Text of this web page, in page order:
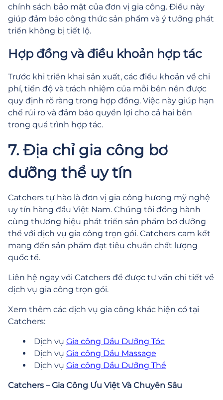
chính sách bảo mật của đơn vị gia công. Điều này
giúp đảm bảo công thức sản phẩm và ý tưởng phát
triển không bị tiết lộ.
Hợp đồng và điều khoản hợp tác
Trước khi triển khai sản xuất, các điều khoản về chi
phí, tiến độ và trách nhiệm của mỗi bên nên được
quy định rõ ràng trong hợp đồng. Việc này giúp hạn
chế rủi ro và đảm bảo quyền lợi cho cả hai bên
trong quá trình hợp tác.
7. Địa chỉ gia công bơ
dưỡng thể uy tín
Catchers tự hào là đơn vị gia công hương mỹ nghệ
uy tín hàng đầu Việt Nam. Chúng tôi đồng hành
cùng thương hiệu phát triển sản phẩm bơ dưỡng
thể với dịch vụ gia công trọn gói. Catchers cam kết
mang đến sản phẩm đạt tiêu chuẩn chất lượng
quốc tế.
Liên hệ ngay với Catchers để được tư vấn chi tiết về
dịch vụ gia công trọn gói.
Xem thêm các dịch vụ gia công khác hiện có tại
Catchers:
Dịch vụ Gia công Dầu Dưỡng Tóc
Dịch vụ Gia công Dầu Massage
Dịch vụ Gia công Dầu Dưỡng Thể
Catchers – Gia Công Ưu Việt Và Chuyên Sâu